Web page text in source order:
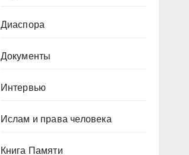
Диаспора
Документы
Интервью
Ислам и права человека
Книга Памяти